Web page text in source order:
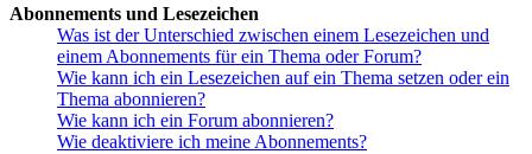
Abonnements und Lesezeichen
Was ist der Unterschied zwischen einem Lesezeichen und
einem Abonnements für ein Thema oder Forum?
Wie kann ich ein Lesezeichen auf ein Thema setzen oder ein
Thema abonnieren?
Wie kann ich ein Forum abonnieren?
Wie deaktiviere ich meine Abonnements?